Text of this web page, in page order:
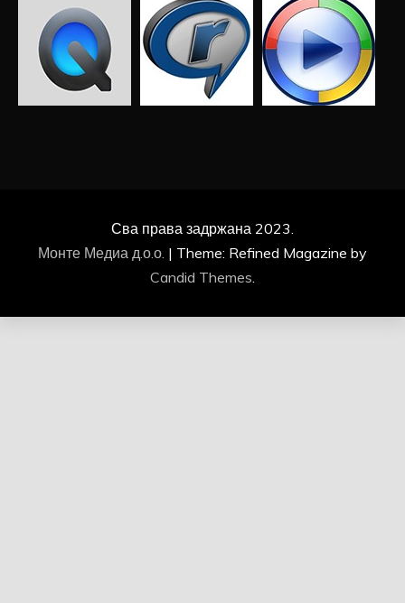
Сва права задржана 2023.
Монте Медиа д.о.о. | Theme: Refined Magazine by
Candid Themes